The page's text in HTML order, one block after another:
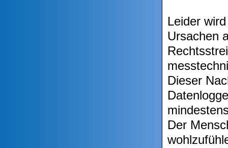
Leider
Ursachen
Dieser
Der